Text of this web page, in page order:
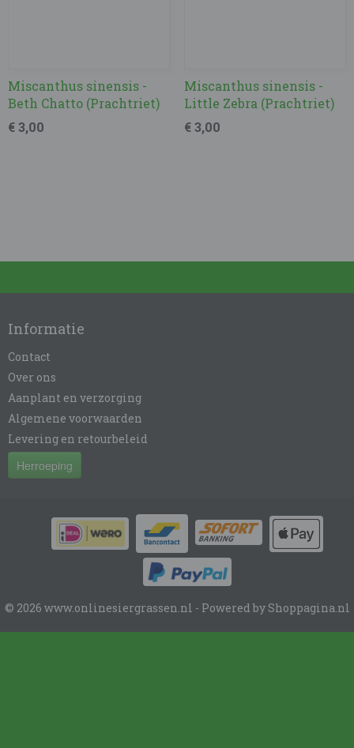
Miscanthus sinensis -
Beth Chatto (Prachtriet)
€ 3,00
Miscanthus sinensis -
Little Zebra (Prachtriet)
€ 3,00
Informatie
Contact
Over ons
Aanplant en verzorging
Algemene voorwaarden
Levering en retourbeleid
Herroeping
© 2026 www.onlinesiergrassen.nl - Powered by Shoppagina.nl